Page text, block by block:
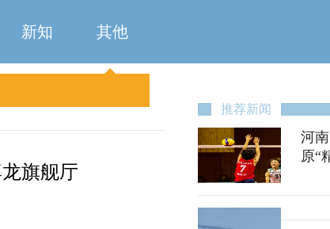
新知 其他
旗舰厅
推荐新闻
河
原“